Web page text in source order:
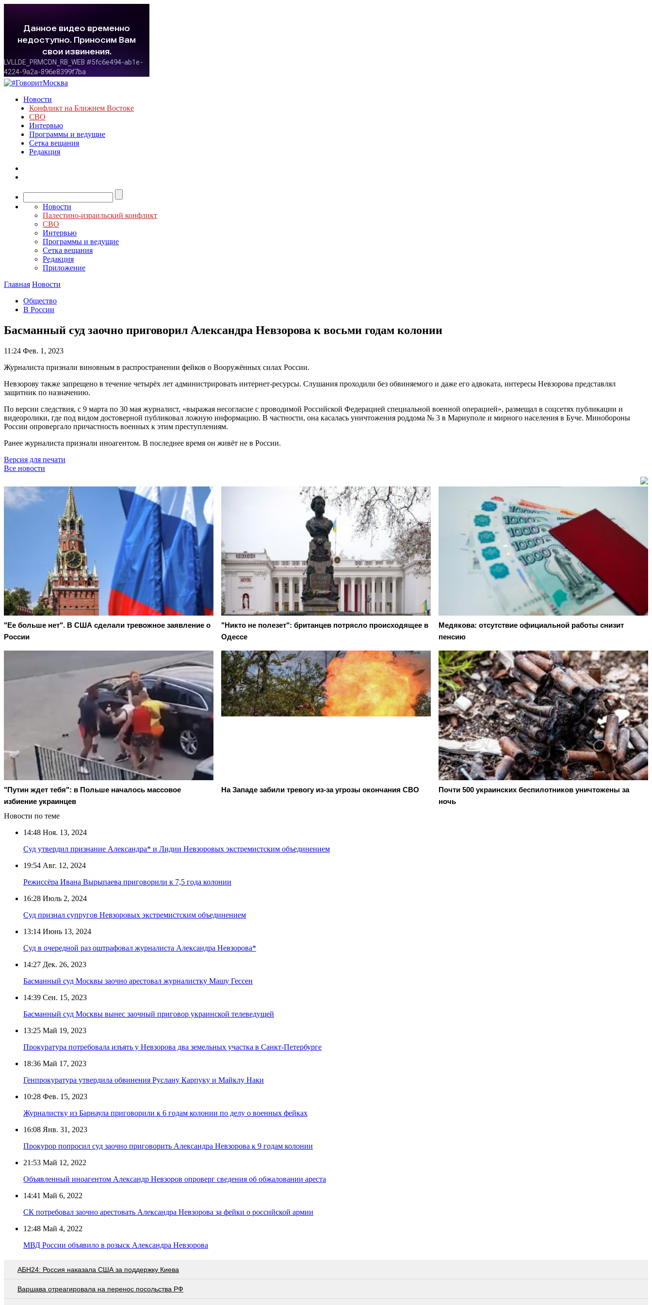
Новости
Конфликт на Ближнем Востоке
СВО
Интервью
Программы и ведущие
Сетка вещания
Редакция
Новости
Палестино-израильский конфликт
СВО
Интервью
Программы и ведущие
Сетка вещания
Редакция
Приложение
Главная Новости
Общество
В России
Басманный суд заочно приговорил Александра Невзорова к восьми годам колонии
11:24 Фев. 1, 2023
Журналиста признали виновным в распространении фейков о Вооружённых силах России.
Невзорову также запрещено в течение четырёх лет администрировать интернет-ресурсы. Слушания проходили без обвиняемого и даже его адвоката, интересы Невзорова представлял
защитник по назначению.
По версии следствия, с 9 марта по 30 мая журналист, «выражая несогласие с проводимой Российской Федерацией специальной военной операцией», размещал в соцсетях публикации и
видеоролики, где под видом достоверной публиковал ложную информацию. В частности, она касалась уничтожения роддома № 3 в Мариуполе и мирного населения в Буче. Минобороны
России опровергало причастность военных к этим преступлениям.
Ранее журналиста признали иноагентом. В последнее время он живёт не в России.
Версия для печати
Все новости
"Ее больше нет". В США сделали тревожное заявление о
России
"Никто не полезет": британцев потрясло происходящее в
Одессе
Медякова: отсутствие официальной работы снизит
пенсию
"Путин ждет тебя": в Польше началось массовое
избиение украинцев
На Западе забили тревогу из-за угрозы окончания СВО
Почти 500 украинских беспилотников уничтожены за
ночь
Новости по теме
14:48 Ноя. 13, 2024
Суд утвердил признание Александра* и Лидии Невзоровых экстремистским объединением
19:54 Авг. 12, 2024
Режиссёра Ивана Вырыпаева приговорили к 7,5 года колонии
16:28 Июль 2, 2024
Суд признал супругов Невзоровых экстремистским объединением
13:14 Июнь 13, 2024
Суд в очередной раз оштрафовал журналиста Александра Невзорова*
14:27 Дек. 26, 2023
Басманный суд Москвы заочно арестовал журналистку Машу Гессен
14:39 Сен. 15, 2023
Басманный суд Москвы вынес заочный приговор украинской телеведущей
13:25 Май 19, 2023
Прокуратура потребовала изъять у Невзорова два земельных участка в Санкт-Петербурге
18:36 Май 17, 2023
Генпрокуратура утвердила обвинения Руслану Карпуку и Майклу Наки
10:28 Фев. 15, 2023
Журналистку из Барнаула приговорили к 6 годам колонии по делу о военных фейках
16:08 Янв. 31, 2023
Прокурор попросил суд заочно приговорить Александра Невзорова к 9 годам колонии
21:53 Май 12, 2022
Объявленный иноагентом Александр Невзоров опроверг сведения об обжаловании ареста
14:41 Май 6, 2022
СК потребовал заочно арестовать Александра Невзорова за фейки о российской армии
12:48 Май 4, 2022
МВД России объявило в розыск Александра Невзорова
АБН24: Россия наказала США за поддержку Киева
Варшава отреагировала на перенос посольства РФ